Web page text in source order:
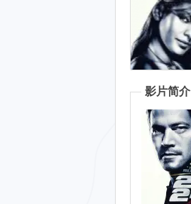
影片简介